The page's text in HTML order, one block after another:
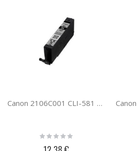
Canon 2106C001 CLI-581 BK
Rating: